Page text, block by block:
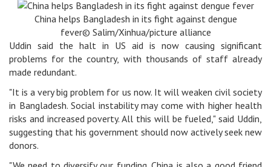
China helps Bangladesh in its fight against dengue
fever© Salim/Xinhua/picture alliance
Uddin said the halt in US aid is now causing significant
problems for the country, with thousands of staff already
made redundant.
"It is a very big problem for us now. It will weaken civil society
in Bangladesh. Social instability may come with higher health
risks and increased poverty. All this will be fueled," said Uddin,
suggesting that his government should now actively seek new
donors.